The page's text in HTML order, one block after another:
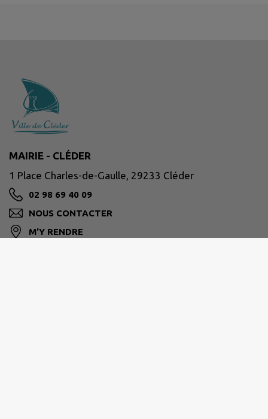
MAIRIE - CLÉDER
1 Place Charles-de-Gaulle, 29233 Cléder
02 98 69 40 09
NOUS CONTACTER
M'Y RENDRE